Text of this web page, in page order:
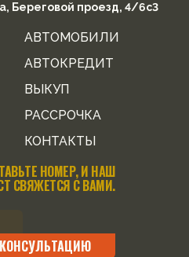
Береговой проезд, 4/6с3
АВТОМОБИЛИ
АВТОКРЕДИТ
ВЫКУП
РАССРОЧКА
КОНТАКТЫ
НОМЕР, И НАШ
СВЯЖЕТСЯ С ВАМИ.